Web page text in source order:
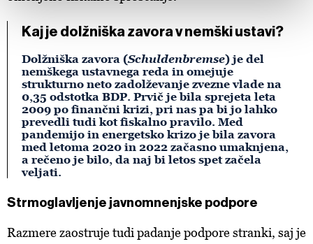
zasebnosti, o piškotkih in drugih podobnih tehnologijah
Piškotke lahko kadar koli ponovno prilagodite tako, da
kliknete možnost »Prikaži podrobnosti«. Privolitev lahko
kadar koli prekličete brez kakršnih koli posledic.
Kaj je dolžniška zavora v nemški ustavi?
Dolžniška zavora (Schuldenbremse) je del
nemškega ustavnega reda in omejuje
strukturno neto zadolževanje zvezne vlade na
0,35 odstotka BDP. Prvič je bila sprejeta leta
2009 po finančni krizi, pri nas pa bi jo lahko
prevedli tudi kot fiskalno pravilo. Med
pandemijo in energetsko krizo je bila zavora
med letoma 2020 in 2022 začasno umaknjena,
a rečeno je bilo, da naj bi letos spet začela
veljati.
Strmoglavljenje javnomnenjske podpore
Razmere zaostruje tudi padanje podpore stranki, saj je